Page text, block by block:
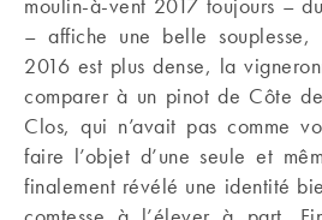
– affiche une belle
2016 est plus dense, la
comparer à un pinot de Côte
Clos, qui n’avait pas comme
faire l’objet d’une seule et
finalement révélé une identité